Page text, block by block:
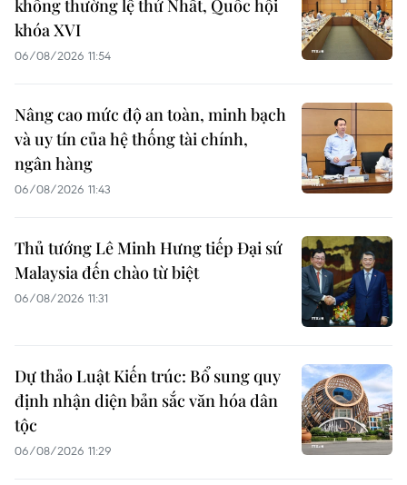
không thường lệ thứ Nhất, Quốc hội
khóa XVI
06/08/2026 11:54
Nâng cao mức độ an toàn, minh bạch
và uy tín của hệ thống tài chính,
ngân hàng
06/08/2026 11:43
Thủ tướng Lê Minh Hưng tiếp Đại sứ
Malaysia đến chào từ biệt
06/08/2026 11:31
Dự thảo Luật Kiến trúc: Bổ sung quy
định nhận diện bản sắc văn hóa dân
tộc
06/08/2026 11:29